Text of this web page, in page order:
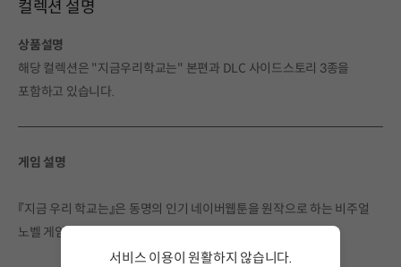
컬렉션 설명
상품설명
해당 컬렉션은 "지금우리학교는" 본편과 DLC 사이드스토리 3종을
포함하고 있습니다.
게임 설명
『지금 우리 학교는』은 동명의 인기 네이버웹툰을 원작으로 하는 비주얼
노벨 게임입니다.
서비스 이용이 원활하지 않습니다.